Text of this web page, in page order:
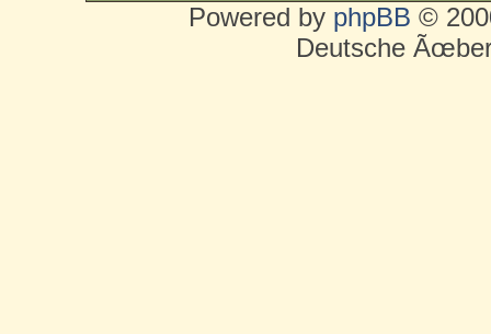
Powered by phpBB ©
Deutsche